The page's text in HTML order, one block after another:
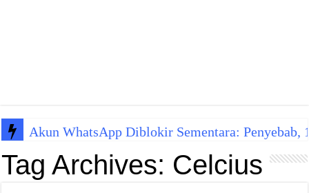
Akun WhatsApp Diblokir Sementara:
Tag Archives: Celcius